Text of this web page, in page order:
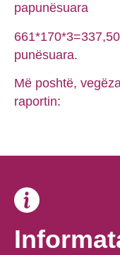
papunësuara
punësuara.
Më poshtë,
raportin: